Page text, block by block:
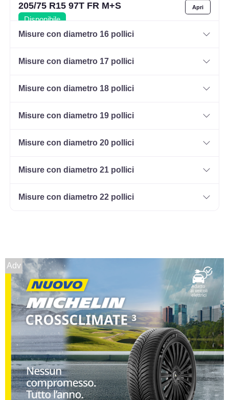
205/75 R15 97T FR M+S
Disponibile
205/70 R15 106S 8PR C
FR
Disponibile
BSW FR
M+S
Disponibile
235/75 R15 110S 8PR C
FR M+S OWL
Disponibile
255/70 R15 112T M+S
Misure con diametro 16 pollici
Misure con diametro 17 pollici
Misure con diametro 18 pollici
Misure con diametro 19 pollici
Misure con diametro 20 pollici
Misure con diametro 21 pollici
Misure con diametro 22 pollici
Adv